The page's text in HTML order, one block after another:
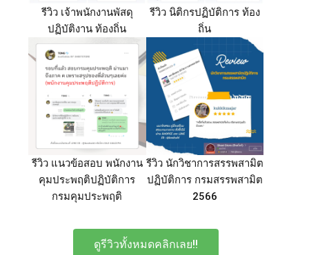
รีวิว เจ้าพนักงานพัสดุ
ปฏิบัติงาน ท้องถิ่น
รีวิว นิติกรปฏิบัติการ ท้อง
ถิ่น
รีวิว แนวข้อสอบ พนักงาน
คุมประพฤติปฏิบัติการ
กรมคุมประพฤติ
รีวิว นักวิชาการสรรพสามิต
ปฏิบัติการ กรมสรรพสามิต
2566
ดูรีวิวทั้งหมดคลิกเลย!!